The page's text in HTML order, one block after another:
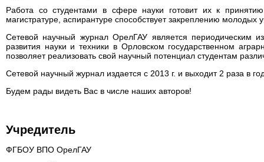
Работа со студентами в сфере науки готовит их к
магистратуре, аспирантуре способствует закреплению молодых
Сетевой научный журнал ОрелГАУ является периодическим
развития науки и техники в Орловском государственном
позволяет реализовать свой научный потенциал студентам
Сетевой научный журнал издается с 2013 г. и выходит 2 раза в
Будем рады видеть Вас в числе наших авторов!
Учредитель
ФГБОУ ВПО ОрелГАУ